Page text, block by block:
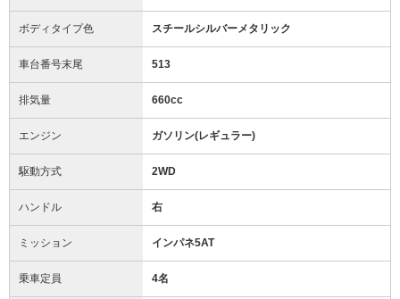
ボディタイプ色 スチールシルバーメタリック
車台番号末尾 513
排気量 660cc
エンジン ガソリン(レギュラー)
駆動方式 2WD
ハンドル 右
ミッション インパネ5AT
乗車定員 4名